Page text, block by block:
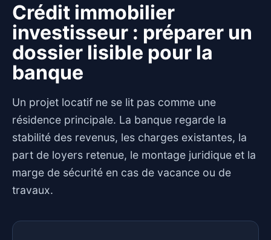
Crédit immobilier
investisseur : préparer un
dossier lisible pour la
banque
Un projet locatif ne se lit pas comme une
résidence principale. La banque regarde la
stabilité des revenus, les charges existantes, la
part de loyers retenue, le montage juridique et la
marge de sécurité en cas de vacance ou de
travaux.